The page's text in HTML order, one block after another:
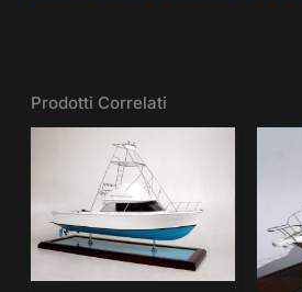
Prodotti Correlati